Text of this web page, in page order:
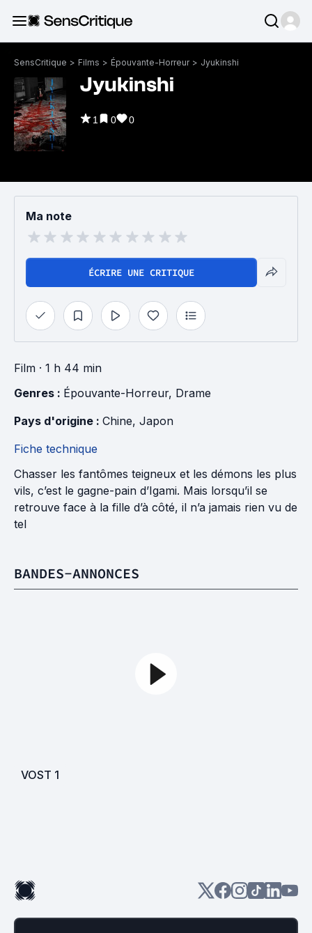
SensCritique > Films > Épouvante-Horreur > Jyukinshi
Jyukinshi
1 0 0
Ma note
ÉCRIRE UNE CRITIQUE
Film · 1 h 44 min
Genres : Épouvante-Horreur, Drame
Pays d'origine : Chine, Japon
Fiche technique
Chasser les fantômes teigneux et les démons les plus
vils, c’est le gagne-pain d’Igami. Mais lorsqu’il se
retrouve face à la fille d’à côté, il n’a jamais rien vu de
tel
BANDES-ANNONCES
VOST 1